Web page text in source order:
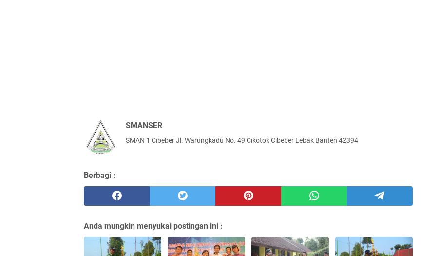
SMANSER
SMAN 1 Cibeber Jl. Warungkadu No. 49 Cikotok Cibeber Lebak Banten 42394
Berbagi :
Anda mungkin menyukai postingan ini :